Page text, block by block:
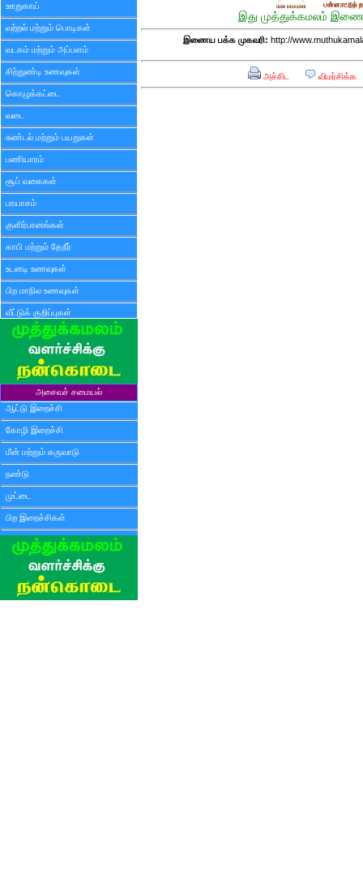
ஊறுகாய்
வற்றல் மற்றும் பொடிகள்
வடகம் மற்றும் அப்பளம்
சிற்றுண்டி உணவுகள்
கொழுக்கட்டை
வடை
சுண்டல் மற்றும் பயறுகள்
பணியாரம்
சூப் வகைகள்
பாயாசம்
குளிர்பானங்கள்
காபி மற்றும் தேநீர்
உடனடி உணவுகள்
பிற மாநில உணவுகள்
வீட்டுக் குறிப்புகள்
அசைவச் சமையல்
ஆட்டு இறைச்சி
கோழி இறைச்சி
மீன் மற்றும் கருவாடு
நண்டு
முட்டை
பிற இறைச்சிகள்
இது முத்துக்கமலம்
இணைய பக்க முகவரி: http://
அச்சிட விமர்சிக்க